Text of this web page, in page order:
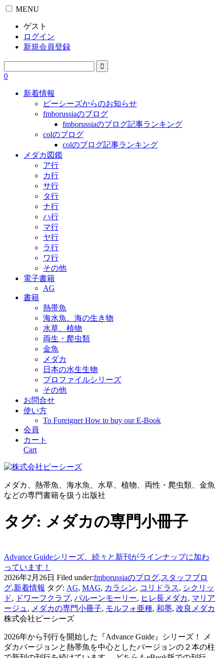
MENU
ゲスト
ログイン
新規会員登録
0
新着情報
ピーシーズからのお知らせ
fmborussiaのブログ
fmborussiaのブログ記事ランキング
colのブログ
colのブログ記事ランキング
メダカ図鑑
ア行
カ行
サ行
タ行
ナ行
ハ行
マ行
ヤ行
ラ行
ワ行
その他
電子書籍
AG
書籍
熱帯魚
海水魚、海の生き物
水草、植物
両生・爬虫類
金魚
メダカ
日本の水生生物
プロファイルシリーズ
その他
お問合せ
使い方
To Foreigner How to buy our E-Book
会員
カート
Cart
メダカ、熱帯魚、海水魚、水草、植物、両性・爬虫類、金魚
などの専門書籍を扱う出版社
タグ: メダカの専門小冊子
Advance Guideシリーズ、続々と新刊がラインナップに加わ
っています！
2026年2月26日 Filed under:fmborussiaのブログ,スタッフブロ
グ,新着情報 タグ: AG, MAG, カラシン, コリドラス, シクリッ
ド, ドワーフクラブ, バルーンモーリー, ヒレ長メダカ, マリア
ージュ , メダカの専門小冊子, モルフォ亜種, 和墨, 改良メダカ
株式会社ピーシーズ
2026年から刊行を開始した『Advance Guide』シリーズ！ メ
ダカバージョンと熱帯魚を中心としたバージョンの２本の柱